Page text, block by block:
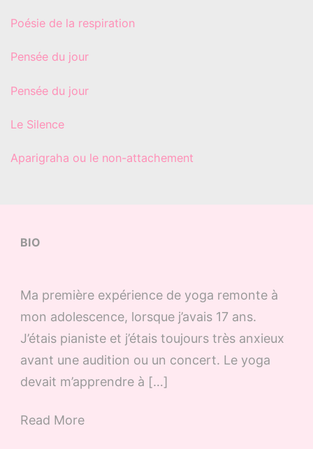
Poésie de la respiration
Pensée du jour
Pensée du jour
Le Silence
Aparigraha ou le non-attachement
BIO
Ma première expérience de yoga remonte à
mon adolescence, lorsque j’avais 17 ans.
J’étais pianiste et j’étais toujours très anxieux
avant une audition ou un concert. Le yoga
devait m’apprendre à […]
Read More